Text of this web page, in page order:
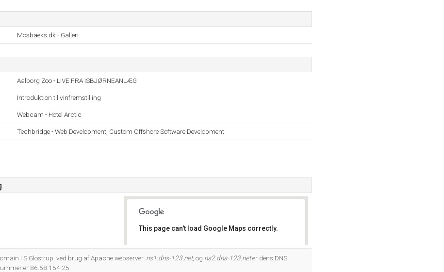
Mosbaeks.dk - Galleri
Aalborg Zoo - LIVE FRA ISBJØRNEANLÆG
Introduktion til vinfremstilling
Webcam - Hotel Arctic
Techbridge - Web Development, Custom Offshore Software Development
This page can't load Google Maps correctly.
I S Glostrup, ved brug af Apache webserver. ns1.dns-123.net, og ns2.dns-123.neter dens DNS
er 86.58.154.25.